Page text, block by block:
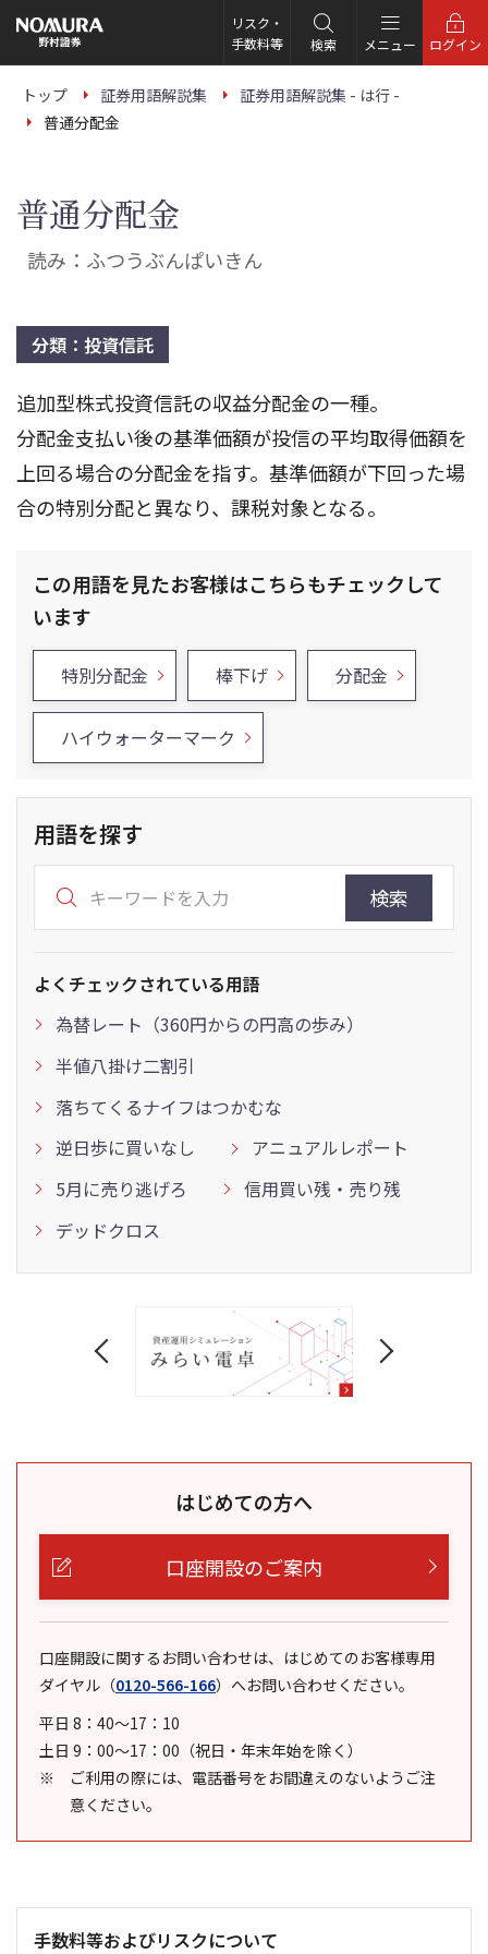
の
ー
リスク・
手数料等
検索 メニュー ログイン
トップ 証券用語解説集
証券用語解説集 - は行 -
普通分配金
普通分配金
読み：ふつうぶんぱいきん
分類：投資信託
追加型株式投資信託の収益分配金の一種。
分配金支払い後の基準価額が投信の平均取得価額を
上回る場合の分配金を指す。基準価額が下回った場
合の特別分配と異なり、課税対象となる。
この用語を見たお客様はこちらもチェックして
います
特別分配金 棒下げ 分配金
ハイウォーターマーク
用語を探す
検索
よくチェックされている用語
為替レート（360円からの円高の歩み）
半値八掛け二割引
落ちてくるナイフはつかむな
逆日歩に買いなし
アニュアルレポート
5月に売り逃げろ
信用買い残・売り残
デッドクロス
はじめての方へ
口座開設のご案内
口座開設に関するお問い合わせは、はじめてのお客様専用
ダイヤル （0120-566-166） へお問い合わせください。
平日 8：40～17：10
土日 9：00～17：00（祝日・年末年始を除く）
ご利用の際には、電話番号をお間違えのないようご注
意ください。
手数料等およびリスクについて